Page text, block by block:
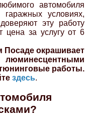
автомобиля
условиях,
эту работу
цена за услугу от 6
Посаде окрашивает
работы.
здесь.